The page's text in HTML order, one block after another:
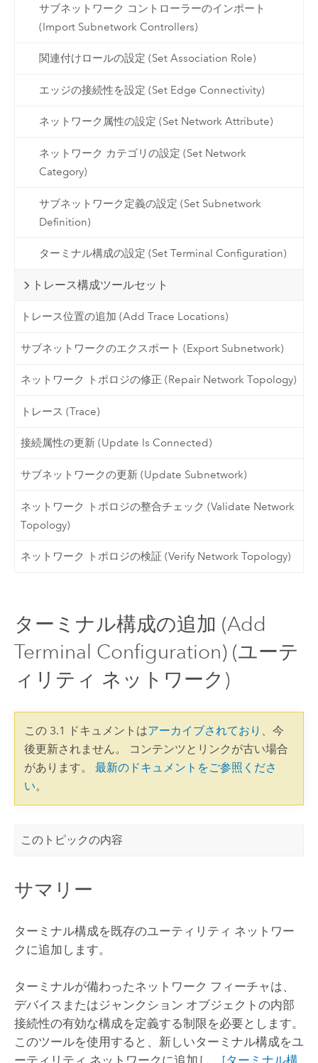
サブネットワーク コントローラーのインポート
(Import Subnetwork Controllers)
関連付けロールの設定 (Set Association Role)
エッジの接続性を設定 (Set Edge Connectivity)
ネットワーク属性の設定 (Set Network Attribute)
ネットワーク カテゴリの設定 (Set Network
Category)
サブネットワーク定義の設定 (Set Subnetwork
Definition)
ターミナル構成の設定 (Set Terminal Configuration)
トレース構成ツールセット
トレース位置の追加 (Add Trace Locations)
サブネットワークのエクスポート (Export Subnetwork)
ネットワーク トポロジの修正 (Repair Network Topology)
トレース (Trace)
接続属性の更新 (Update Is Connected)
サブネットワークの更新 (Update Subnetwork)
ネットワーク トポロジの整合チェック (Validate Network
Topology)
ネットワーク トポロジの検証 (Verify Network Topology)
ターミナル構成の追加 (Add
Terminal Configuration) (ユーテ
ィリティ ネットワーク)
この 3.1 ドキュメントはアーカイブされており 、今
後更新されません。 コンテンツとリンクが古い場合
があります。 最新のドキュメントをご参照くださ
い。
このトピックの内容
サマリー
ターミナル構成を既存のユーティリティ ネットワー
クに追加します。
ターミナルが備わったネットワーク フィーチャは、
デバイスまたはジャンクション オブジェクトの内部
接続性の有効な構成を定義する制限を必要とします。
このツールを使用すると、新しいターミナル構成をユ